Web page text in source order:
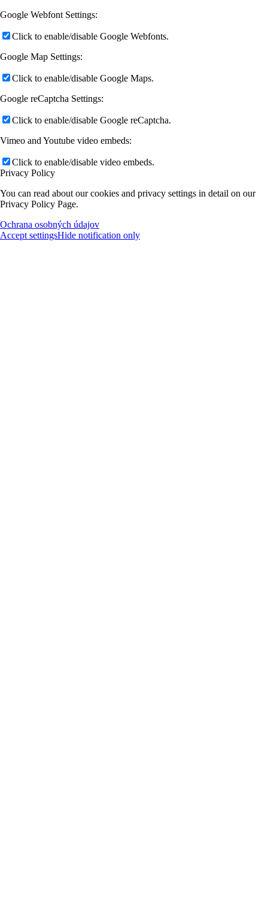
Google Webfont Settings:
Click to enable/disable Google Webfonts.
Google Map Settings:
Click to enable/disable Google Maps.
Google reCaptcha Settings:
Click to enable/disable Google reCaptcha.
Vimeo and Youtube video embeds:
Click to enable/disable video embeds.
Privacy Policy
You can read about our cookies and privacy settings in detail on our
Privacy Policy Page.
Ochrana osobných údajov
Accept settingsHide notification only